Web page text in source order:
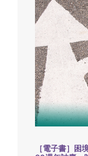
［電子書］困